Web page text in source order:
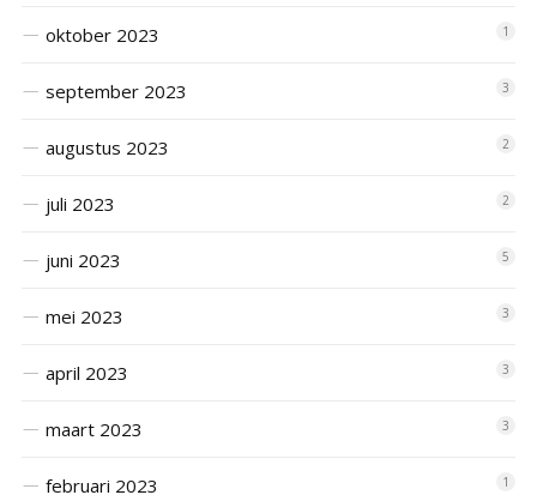
oktober 2023 1
september 2023 3
augustus 2023 2
juli 2023 2
juni 2023 5
mei 2023 3
april 2023 3
maart 2023 3
februari 2023 1